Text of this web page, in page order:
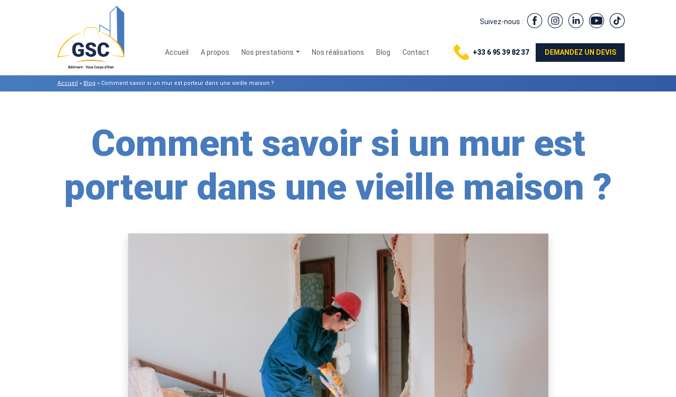
Suivez-nous :
Accueil A propos Nos prestations Nos réalisations Blog Contact +33 6 95 39 82 37 DEMANDEZ UN DEVIS
Accueil » Blog » Comment savoir si un mur est porteur dans une vieille maison ?
Comment savoir si un mur est
porteur dans une vieille maison ?